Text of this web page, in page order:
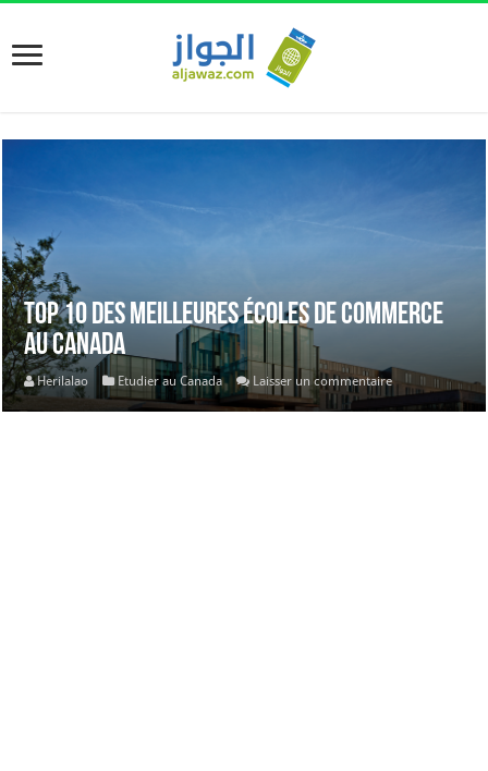
Top 10 des meilleures écoles de commerce
au Canada
Herilalao Etudier au Canada Laisser un commentaire